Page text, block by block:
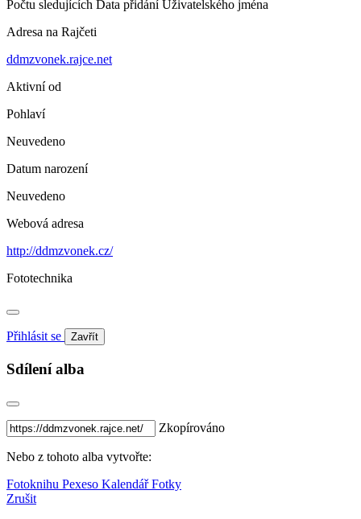
Počtu sledujících Data přidání Uživatelského jména
Adresa na Rajčeti
ddmzvonek.rajce.net
Aktivní od
Pohlaví
Neuvedeno
Datum narození
Neuvedeno
Webová adresa
http://ddmzvonek.cz/
Fototechnika
Přihlásit se Zavřít
Sdílení alba
Zkopírováno
Nebo z tohoto alba vytvořte:
Fotoknihu Pexeso KalendářFotky
Zrušit